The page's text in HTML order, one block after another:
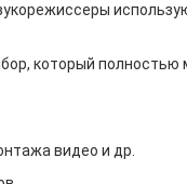
который
видео и др.